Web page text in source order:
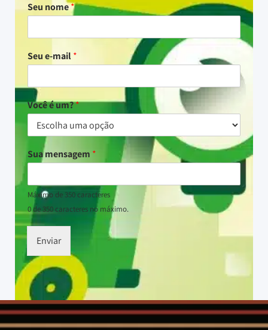
Seu nome*
Seu e-mail*
Você é um?*
Sua mensagem *
Máximo de 350 caracteres
0 de 350 caracteres no máximo.
Enviar